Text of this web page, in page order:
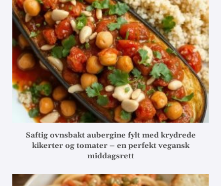
Saftig ovnsbakt aubergine fylt med krydrede
kikerter og tomater – en perfekt vegansk
middagsrett